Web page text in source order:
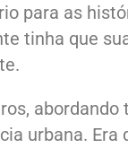
para as
tinha que
urbana.